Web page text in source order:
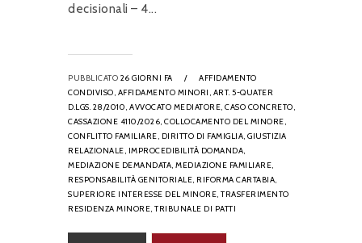
decisionali – 4...
PUBBLICATO 26 GIORNI FA /
AFFIDAMENTO
CONDIVISO, AFFIDAMENTO MINORI, ART. 5-QUATER
D.LGS. 28/2010, AVVOCATO MEDIATORE, CASO CONCRETO,
CASSAZIONE 4110/2026, COLLOCAMENTO DEL MINORE,
CONFLITTO FAMILIARE, DIRITTO DI FAMIGLIA, GIUSTIZIA
RELAZIONALE, IMPROCEDIBILITÀ DOMANDA,
MEDIAZIONE DEMANDATA, MEDIAZIONE FAMILIARE,
RESPONSABILITÀ GENITORIALE, RIFORMA CARTABIA,
SUPERIORE INTERESSE DEL MINORE, TRASFERIMENTO
RESIDENZA MINORE, TRIBUNALE DI PATTI